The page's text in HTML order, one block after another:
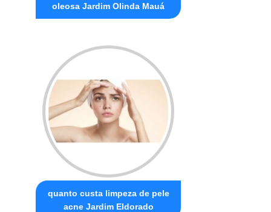
oleosa Jardim Olinda Mauá
quanto custa limpeza de pele
acne Jardim Eldorado